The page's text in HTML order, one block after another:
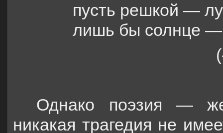
пусть решкой —
лишь бы солнце
Однако поэзия —
никакая трагедия не